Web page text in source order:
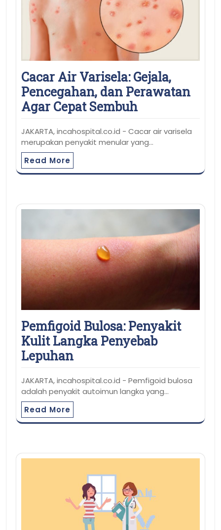
Cacar Air Varisela: Gejala,
Pencegahan, dan Perawatan
Agar Cepat Sembuh
JAKARTA, incahospital.co.id - Cacar air varisela
merupakan penyakit menular yang…
Read More
Pemfigoid Bulosa: Penyakit
Kulit Langka Penyebab
Lepuhan
JAKARTA, incahospital.co.id - Pemfigoid bulosa
adalah penyakit autoimun langka yang…
Read More